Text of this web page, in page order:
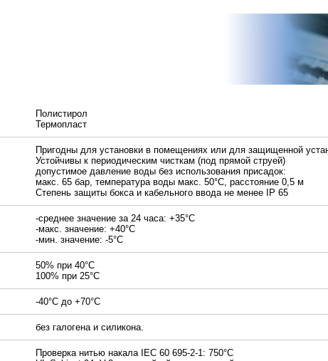
Полистирол
Термопласт
Пригодны для установки в помещениях или для защищенной
Устойчивы к периодическим чисткам (под прямой струей)
допустимое давление воды без использования присадок:
макс. 65 бар, температура воды макс. 50°С, расстояние 0,5 м
Степень защиты бокса и кабельного ввода не менее IP 65
-среднее значение за 24 часа: +35°С
-макс. значение: +40°С
-мин. значение: -5°С
50% при 40°С
100% при 25°С
-40°С до +70°С
без галогена и силикона.
Проверка нитью накала IEC 60 695-2-1: 750°С